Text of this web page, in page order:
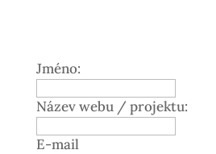
Jméno:
Název webu / projektu:
E-mail